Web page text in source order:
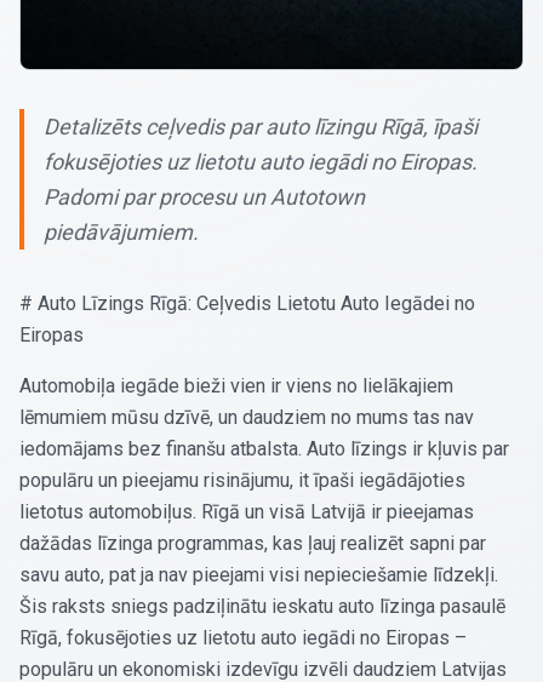
Detalizēts ceļvedis par auto līzingu Rīgā, īpaši
fokusējoties uz lietotu auto iegādi no Eiropas.
Padomi par procesu un Autotown
piedāvājumiem.
# Auto Līzings Rīgā: Ceļvedis Lietotu Auto Iegādei no
Eiropas
Automobiļa iegāde bieži vien ir viens no lielākajiem
lēmumiem mūsu dzīvē, un daudziem no mums tas nav
iedomājams bez finanšu atbalsta. Auto līzings ir kļuvis par
populāru un pieejamu risinājumu, it īpaši iegādājoties
lietotus automobiļus. Rīgā un visā Latvijā ir pieejamas
dažādas līzinga programmas, kas ļauj realizēt sapni par
savu auto, pat ja nav pieejami visi nepieciešamie līdzekļi.
Šis raksts sniegs padziļinātu ieskatu auto līzinga pasaulē
Rīgā, fokusējoties uz lietotu auto iegādi no Eiropas –
populāru un ekonomiski izdevīgu izvēli daudziem Latvijas